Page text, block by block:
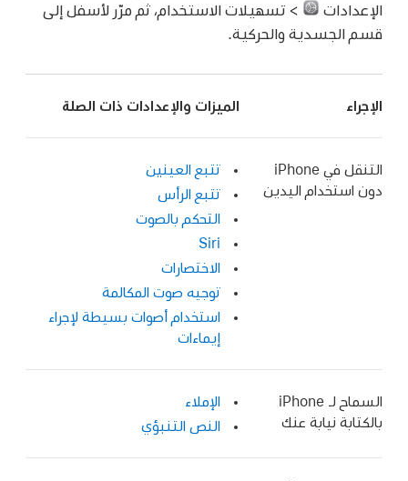
الإعدادات
> تسهيلات الاستخدام، ثم مرّر لأسفل إلى
قسم الجسدية والحركية.
الإجراء الميزات والإعدادات ذات الصلة
التنقل في iPhone
دون استخدام اليدين
تتبع العينين
تتبع الرأس
التحكم بالصوت
Siri
الاختصارات
توجيه صوت المكالمة
استخدام أصوات بسيطة لإجراء
إيماءات
السماح لـ iPhone
بالكتابة نيابة عنك
الإملاء
النص التنبؤي